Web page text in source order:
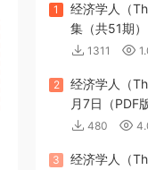
1
经济学人（
集（共51期）
1311
2
经济学人（
月7日（PDF
480
3
经济学人（